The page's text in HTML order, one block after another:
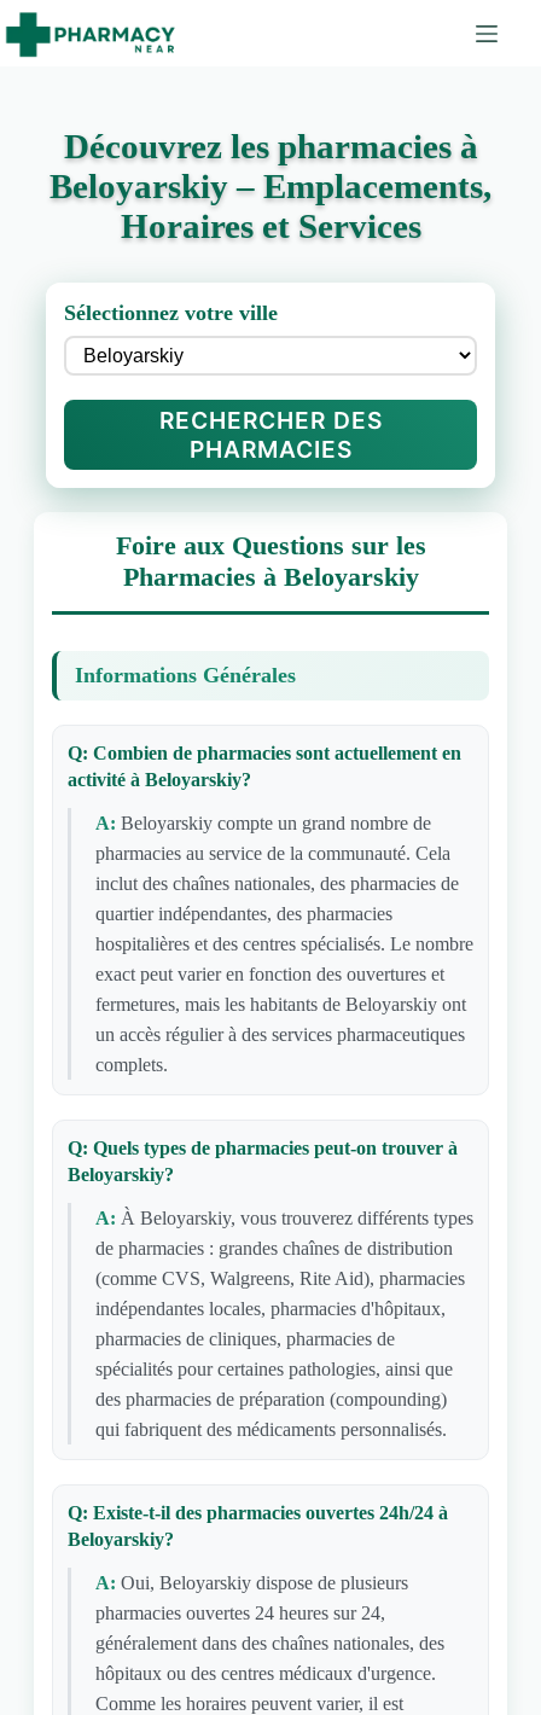
Découvrez les pharmacies à
Beloyarskiy – Emplacements,
Horaires et Services
Sélectionnez votre ville
RECHERCHER DES
PHARMACIES
Foire aux Questions sur les
Pharmacies à Beloyarskiy
Informations Générales
Q: Combien de pharmacies sont actuellement en
activité à Beloyarskiy?
A: Beloyarskiy compte un grand nombre de
pharmacies au service de la communauté. Cela
inclut des chaînes nationales, des pharmacies de
quartier indépendantes, des pharmacies
hospitalières et des centres spécialisés. Le nombre
exact peut varier en fonction des ouvertures et
fermetures, mais les habitants de Beloyarskiy ont
un accès régulier à des services pharmaceutiques
complets.
Q: Quels types de pharmacies peut-on trouver à
Beloyarskiy?
A: À Beloyarskiy, vous trouverez différents types
de pharmacies : grandes chaînes de distribution
(comme CVS, Walgreens, Rite Aid), pharmacies
indépendantes locales, pharmacies d'hôpitaux,
pharmacies de cliniques, pharmacies de
spécialités pour certaines pathologies, ainsi que
des pharmacies de préparation (compounding)
qui fabriquent des médicaments personnalisés.
Q: Existe-t-il des pharmacies ouvertes 24h/24 à
Beloyarskiy?
A: Oui, Beloyarskiy dispose de plusieurs
pharmacies ouvertes 24 heures sur 24,
généralement dans des chaînes nationales, des
hôpitaux ou des centres médicaux d'urgence.
Comme les horaires peuvent varier, il est